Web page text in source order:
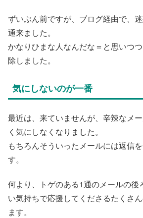
ずいぶん前ですが、ブログ経由で、
通来ました。
かなりひまな人なんだな＝と思いつ
除しました。
気にしないのが一番
最近は、来ていませんが、辛辣なメ
く気にしなくなりました。
もちろんそういったメールには返信
す。
何より、トゲのある1通のメールの後
い気持ちで応援してくださるたくさ
ます。